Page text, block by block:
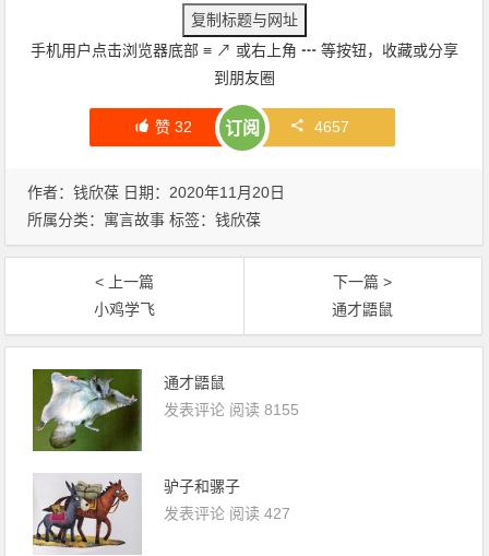
手机用户点击浏览器底部 ≡ ↗ 或右上角 ┅ 等按钮，收藏或分享
到朋友圈
赞32 订阅 4657
作者：钱欣葆 日期：2020年11月20日
所属分类： 寓言故事 标签：钱欣葆
< 上一篇
小鸡学飞
下一篇 >
通才鼯鼠
通才鼯鼠
发表评论 阅读 8155
驴子和骡子
发表评论 阅读 427